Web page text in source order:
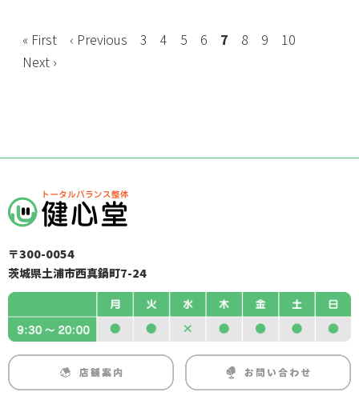
« First ‹ Previous 3 4 5 6 7 8 9
10
Next ›
〒300-0054
茨城県土浦市西真鍋町7-24